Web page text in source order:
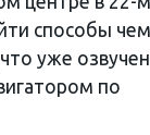
способы
уже
по